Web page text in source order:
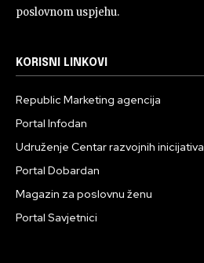
poslovnom uspjehu.
KORISNI LINKOVI
Republic Marketing agencija
Portal Infodan
Udruženje Centar razvojnih inicijativa
Portal Dobardan
Magazin za poslovnu ženu
Portal Savjetnici